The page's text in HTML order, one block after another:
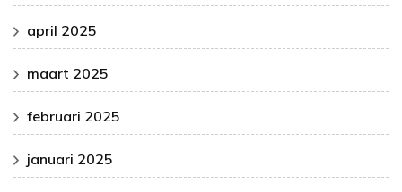
april 2025
maart 2025
februari 2025
januari 2025